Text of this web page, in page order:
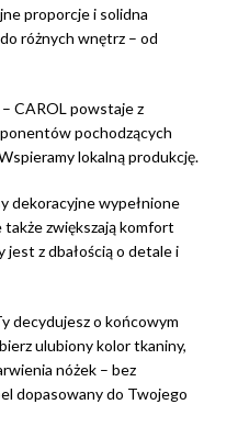
proporcje i solidna
różnych wnętrz – od
– CAROL powstaje z
pochodzących
lokalną produkcję.
dekoracyjne wypełnione
zwiększają komfort
z dbałością o detale i
decydujesz o końcowym
ulubiony kolor tkaniny,
nóżek – bez
dopasowany do Twojego